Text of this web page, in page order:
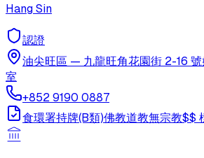
Hang Sin
認證
油尖旺區 — 九龍旺角花園街 2-16
室
+852 9190 0887
食環署持牌(B類)佛教道教無宗教$$